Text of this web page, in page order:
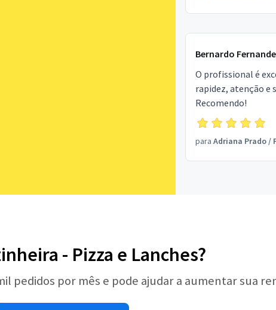
Bernardo
O profissional é
rapidez, atenção e
Recomendo!
para Adriana Prado/
- Pizza e Lanches?
pedidos por mês e pode ajudar a aumentar sua